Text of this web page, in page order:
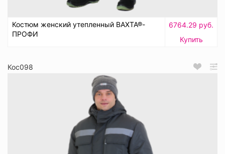
Костюм женский утепленный ВАХТА®-
ПРОФИ
6764.29 руб.
Купить
Кос098